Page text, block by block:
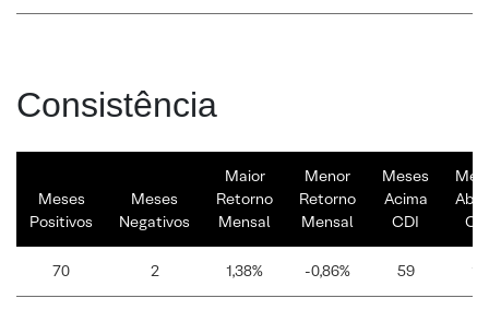
Consistência
Meses
Positivos
Meses
Negativos
Maior
Retorno
Mensal
Menor
Retorno
Mensal
Meses
Acima
CDI
70 2 1,38% -0,86% 59 13